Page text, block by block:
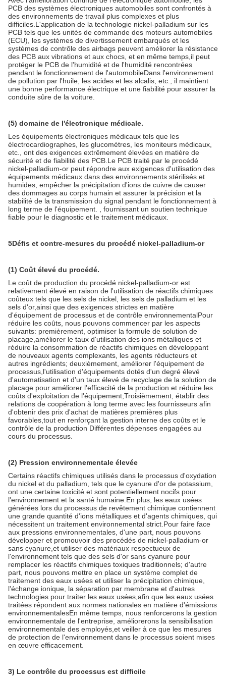
PCB des systèmes électroniques automobiles sont confrontés à
des environnements de travail plus complexes et plus
difficiles.L'application de la technologie nickel-palladium sur les
PCB tels que les unités de commande des moteurs automobiles
(ECU), les systèmes de divertissement embarqués et les
systèmes de contrôle des airbags peuvent améliorer la résistance
des PCB aux vibrations et aux chocs, et en même temps,il peut
protéger le PCB de l'humidité et de l'humidité rencontrées
pendant le fonctionnement de l'automobileDans l'environnement
de pollution par l'huile, les acides et les alcalis, etc., il maintient
une bonne performance électrique et une fiabilité pour assurer la
conduite sûre de la voiture.
(5) domaine de l'électronique médicale.
Les équipements électroniques médicaux tels que les
électrocardiographes, les glucomètres, les moniteurs médicaux,
etc., ont des exigences extrêmement élevées en matière de
sécurité et de fiabilité des PCB.Le PCB traité par le procédé
nickel-palladium-or peut répondre aux exigences d'utilisation des
équipements médicaux dans des environnements stérilisés et
humides, empêcher la précipitation d'ions de cuivre de causer
des dommages au corps humain et assurer la précision et la
stabilité de la transmission du signal pendant le fonctionnement à
long terme de l'équipement. , fournissant un soutien technique
fiable pour le diagnostic et le traitement médicaux.
5Défis et contre-mesures du procédé nickel-palladium-or
(1) Coût élevé du procédé.
Le coût de production du procédé nickel-palladium-or est
relativement élevé en raison de l'utilisation de réactifs chimiques
coûteux tels que les sels de nickel, les sels de palladium et les
sels d'or,ainsi que des exigences strictes en matière
d'équipement de processus et de contrôle environnementalPour
réduire les coûts, nous pouvons commencer par les aspects
suivants: premièrement, optimiser la formule de solution de
placage,améliorer le taux d'utilisation des ions métalliques et
réduire la consommation de réactifs chimiques en développant
de nouveaux agents complexants, les agents réducteurs et
autres ingrédients; deuxièmement, améliorer l'équipement de
processus,l'utilisation d'équipements dotés d'un degré élevé
d'automatisation et d'un taux élevé de recyclage de la solution de
placage pour améliorer l'efficacité de la production et réduire les
coûts d'exploitation de l'équipement;Troisièmement, établir des
relations de coopération à long terme avec les fournisseurs afin
d'obtenir des prix d'achat de matières premières plus
favorables,tout en renforçant la gestion interne des coûts et le
contrôle de la production Différentes dépenses engagées au
cours du processus.
(2) Pression environnementale élevée
Certains réactifs chimiques utilisés dans le processus d'oxydation
du nickel et du palladium, tels que le cyanure d'or de potassium,
ont une certaine toxicité et sont potentiellement nocifs pour
l'environnement et la santé humaine.En plus, les eaux usées
générées lors du processus de revêtement chimique contiennent
une grande quantité d'ions métalliques et d'agents chimiques, qui
nécessitent un traitement environnemental strict.Pour faire face
aux pressions environnementales, d'une part, nous pouvons
développer et promouvoir des procédés de nickel-palladium-or
sans cyanure,et utiliser des matériaux respectueux de
l'environnement tels que des sels d'or sans cyanure pour
remplacer les réactifs chimiques toxiques traditionnels; d'autre
part, nous pouvons mettre en place un système complet de
traitement des eaux usées et utiliser la précipitation chimique,
l'échange ionique, la séparation par membrane et d'autres
technologies pour traiter les eaux usées,afin que les eaux usées
traitées répondent aux normes nationales en matière d'émissions
environnementalesEn même temps, nous renforcerons la gestion
environnementale de l'entreprise, améliorerons la sensibilisation
environnementale des employés,et veiller à ce que les mesures
de protection de l'environnement dans le processus soient mises
en œuvre efficacement.
3) Le contrôle du processus est difficile